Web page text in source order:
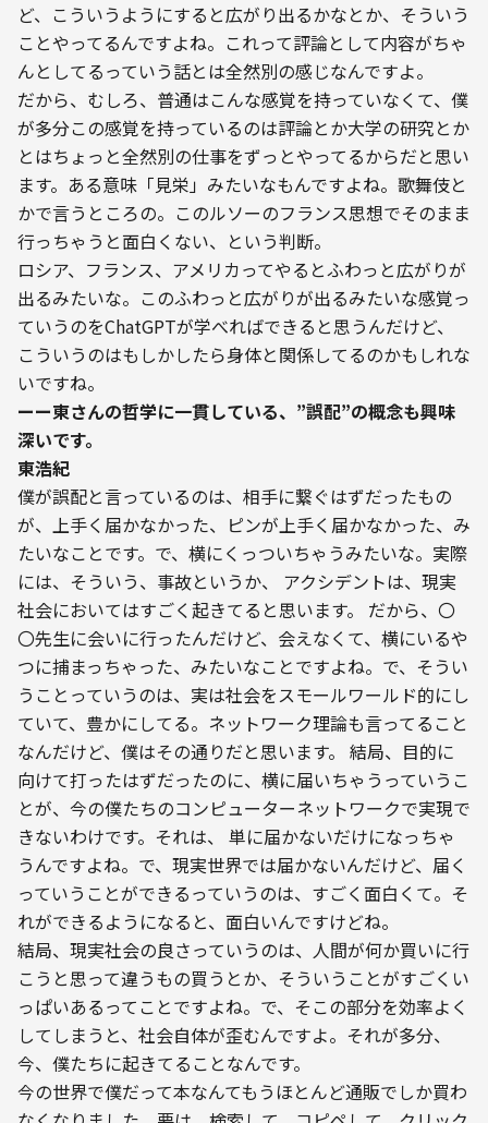
ど、こういうようにすると広がり出るかなとか、そういう
ことやってるんですよね。これって評論として内容がちゃ
んとしてるっていう話とは全然別の感じなんですよ。
だから、むしろ、普通はこんな感覚を持っていなくて、僕
が多分この感覚を持っているのは評論とか大学の研究とか
とはちょっと全然別の仕事をずっとやってるからだと思い
ます。ある意味「見栄」みたいなもんですよね。歌舞伎と
かで言うところの。このルソーのフランス思想でそのまま
行っちゃうと面白くない、という判断。
ロシア、フランス、アメリカってやるとふわっと広がりが
出るみたいな。このふわっと広がりが出るみたいな感覚っ
ていうのをChatGPTが学べればできると思うんだけど、
こういうのはもしかしたら身体と関係してるのかもしれな
いですね。
ーー東さんの哲学に一貫している、”誤配”の概念も興味
深いです。
東浩紀
僕が誤配と言っているのは、相手に繋ぐはずだったもの
が、上手く届かなかった、ピンが上手く届かなかった、み
たいなことです。で、横にくっついちゃうみたいな。実際
には、そういう、事故というか、 アクシデントは、現実
社会においてはすごく起きてると思います。 だから、〇
〇先生に会いに行ったんだけど、会えなくて、横にいるや
つに捕まっちゃった、みたいなことですよね。で、そうい
うことっていうのは、実は社会をスモールワールド的にし
ていて、豊かにしてる。ネットワーク理論も言ってること
なんだけど、僕はその通りだと思います。 結局、目的に
向けて打ったはずだったのに、横に届いちゃうっていうこ
とが、今の僕たちのコンピューターネットワークで実現で
きないわけです。それは、 単に届かないだけになっちゃ
うんですよね。で、現実世界では届かないんだけど、届く
っていうことができるっていうのは、すごく面白くて。そ
れができるようになると、面白いんですけどね。
結局、現実社会の良さっていうのは、人間が何か買いに行
こうと思って違うもの買うとか、そういうことがすごくい
っぱいあるってことですよね。で、そこの部分を効率よく
してしまうと、社会自体が歪むんですよ。それが多分、
今、僕たちに起きてることなんです。
今の世界で僕だって本なんてもうほとんど通販でしか買わ